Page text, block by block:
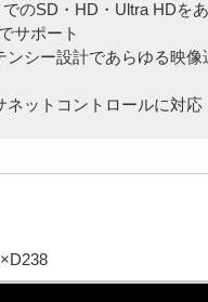
でのSD・HD・Ultra HDを
サポート
ンシー設計であらゆる映像
ネットコントロールに対応